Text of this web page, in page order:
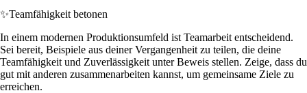
✨Teamfähigkeit betonen
In einem modernen Produktionsumfeld ist Teamarbeit entscheidend.
Sei bereit, Beispiele aus deiner Vergangenheit zu teilen, die deine
Teamfähigkeit und Zuverlässigkeit unter Beweis stellen. Zeige, dass du
gut mit anderen zusammenarbeiten kannst, um gemeinsame Ziele zu
erreichen.